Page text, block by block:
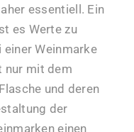
essentiell. Ein
es Werte zu
Weinmarke
nur mit dem
und deren
der
einen